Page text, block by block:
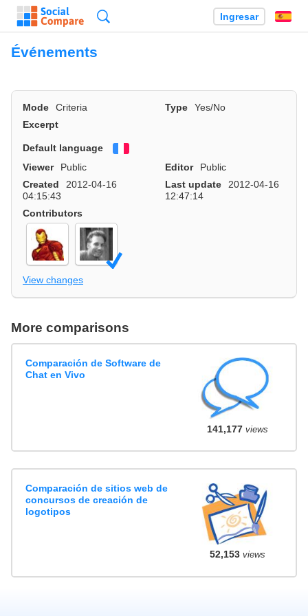
Ingresar
Événements
Mode Criteria Type
Yes/No
Excerpt
Default language
Viewer
Public Editor
Public
Created
2012-04-16
04:15:43
Last update
2012-04-16
12:47:14
Contributors
View changes
More comparisons
Comparación de Software de
Chat en Vivo
141,177views
Comparación de sitios web de
concursos de creación de
logotipos
52,153views